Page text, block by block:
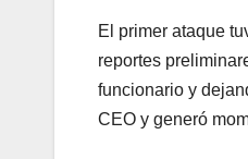
El primer ataque
reportes
funcionario y
CEO y generó